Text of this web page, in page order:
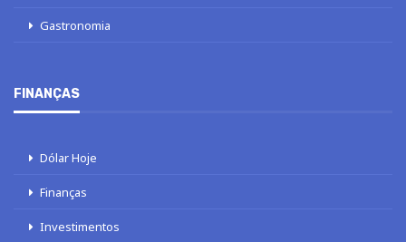
Gastronomia
FINANÇAS
Dólar Hoje
Finanças
Investimentos